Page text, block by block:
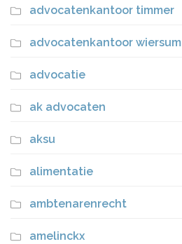
advocatenkantoor timmer
advocatenkantoor wiersum
advocatie
ak advocaten
aksu
alimentatie
ambtenarenrecht
amelinckx